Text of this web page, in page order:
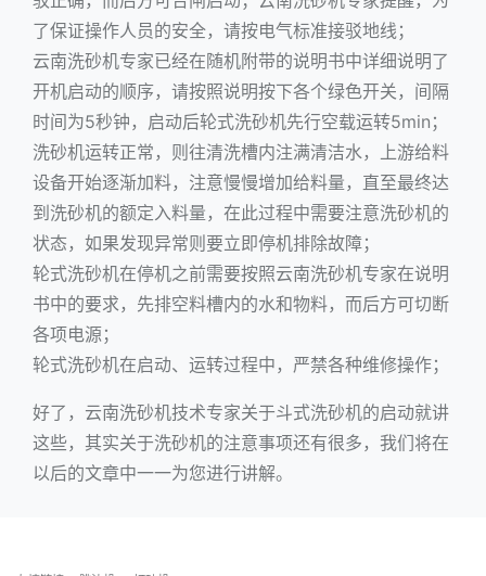
了保证操作人员的安全，请按电气标准接驳地线；
云南洗砂机专家已经在随机附带的说明书中详细说明了
开机启动的顺序，请按照说明按下各个绿色开关，间隔
时间为5秒钟，启动后轮式洗砂机先行空载运转5min；
洗砂机运转正常，则往清洗槽内注满清洁水，上游给料
设备开始逐渐加料，注意慢慢增加给料量，直至最终达
到洗砂机的额定入料量，在此过程中需要注意洗砂机的
状态，如果发现异常则要立即停机排除故障；
轮式洗砂机在停机之前需要按照云南洗砂机专家在说明
书中的要求，先排空料槽内的水和物料，而后方可切断
各项电源；
轮式洗砂机在启动、运转过程中，严禁各种维修操作；
好了，云南洗砂机技术专家关于斗式洗砂机的启动就讲
这些，其实关于洗砂机的注意事项还有很多，我们将在
以后的文章中一一为您进行讲解。